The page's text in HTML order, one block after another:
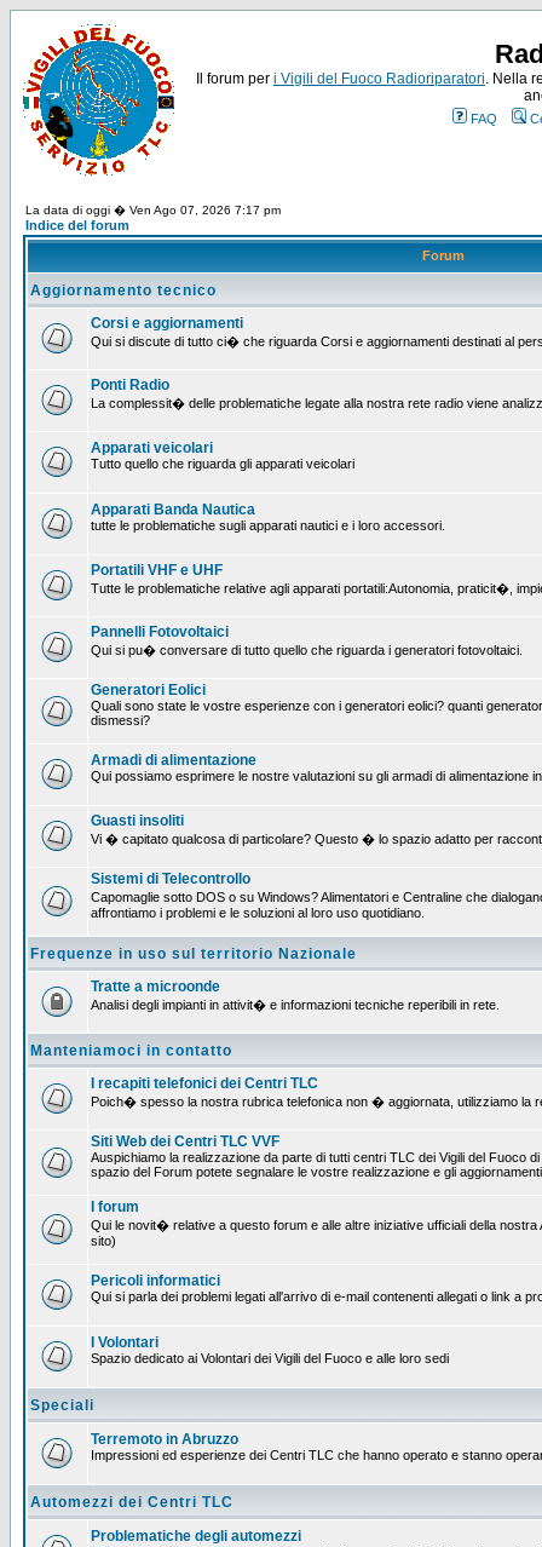
Il forum per i Vigili del Fuoco Radioriparatori. Nella
FAQ
La data di oggi � Ven Ago 07, 2026 7:17 pm
Indice del forum
Forum
Aggiornamento tecnico
Corsi e aggiornamenti
Qui si discute di tutto ci� che riguarda Corsi e aggiornamenti destinati al
Ponti Radio
La complessit� delle problematiche legate alla nostra rete radio viene
Apparati veicolari
Tutto quello che riguarda gli apparati veicolari
Apparati Banda Nautica
tutte le problematiche sugli apparati nautici e i loro accessori.
Portatili VHF e UHF
Tutte le problematiche relative agli apparati portatili:Autonomia, praticit�,
Pannelli Fotovoltaici
Qui si pu� conversare di tutto quello che riguarda i generatori fotovoltaici.
Generatori Eolici
Quali sono state le vostre esperienze con i generatori eolici? quanti
dismessi?
Armadi di alimentazione
Qui possiamo esprimere le nostre valutazioni su gli armadi di alimentazione
Guasti insoliti
Vi � capitato qualcosa di particolare? Questo � lo spazio adatto per
Sistemi di Telecontrollo
Capomaglie sotto DOS o su Windows? Alimentatori e Centraline che
affrontiamo i problemi e le soluzioni al loro uso quotidiano.
Frequenze in uso sul territorio Nazionale
Tratte a microonde
Analisi degli impianti in attivit� e informazioni tecniche reperibili in rete.
Manteniamoci in contatto
I recapiti telefonici dei Centri TLC
Poich� spesso la nostra rubrica telefonica non � aggiornata, utilizziamo la
Siti Web dei Centri TLC VVF
Auspichiamo la realizzazione da parte di tutti centri TLC dei Vigili del Fuoco
spazio del Forum potete segnalare le vostre realizzazione e gli
I forum
Qui le novit� relative a questo forum e alle altre iniziative ufficiali della
sito)
Pericoli informatici
Qui si parla dei problemi legati all'arrivo di e-mail contenenti allegati o link a
I Volontari
Spazio dedicato ai Volontari dei Vigili del Fuoco e alle loro sedi
Speciali
Terremoto in Abruzzo
Impressioni ed esperienze dei Centri TLC che hanno operato e stanno
Automezzi dei Centri TLC
Problematiche degli automezzi